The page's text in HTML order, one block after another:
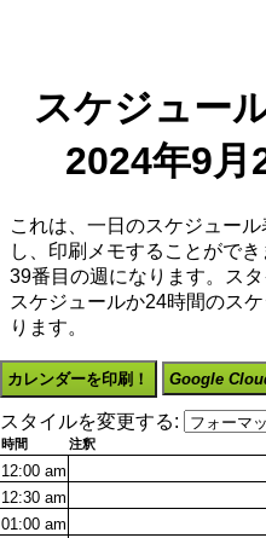
スケジュー
2024年9月
これは、一日のスケジュー
し、印刷メモすることがで
39番目の週になります。ス
スケジュールか24時間のス
ります。
カレンダーを印刷！ Google
スタイルを変更する:
時間 注釈
12:00 am
12:30 am
01:00 am